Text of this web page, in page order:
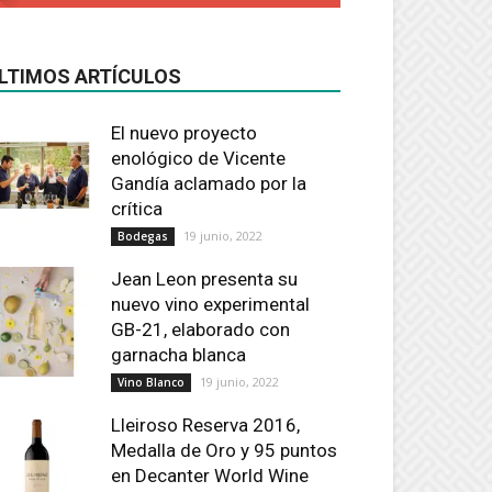
ARTÍCULOS
El nuevo proyecto
enológico de Vicente
Gandía aclamado por la
crítica
Bodegas 19 junio, 2022
Jean Leon presenta su
nuevo vino experimental
GB-21, elaborado con
garnacha blanca
Vino Blanco 19 junio, 2022
Lleiroso Reserva 2016,
Medalla de Oro y 95 puntos
en Decanter World Wine